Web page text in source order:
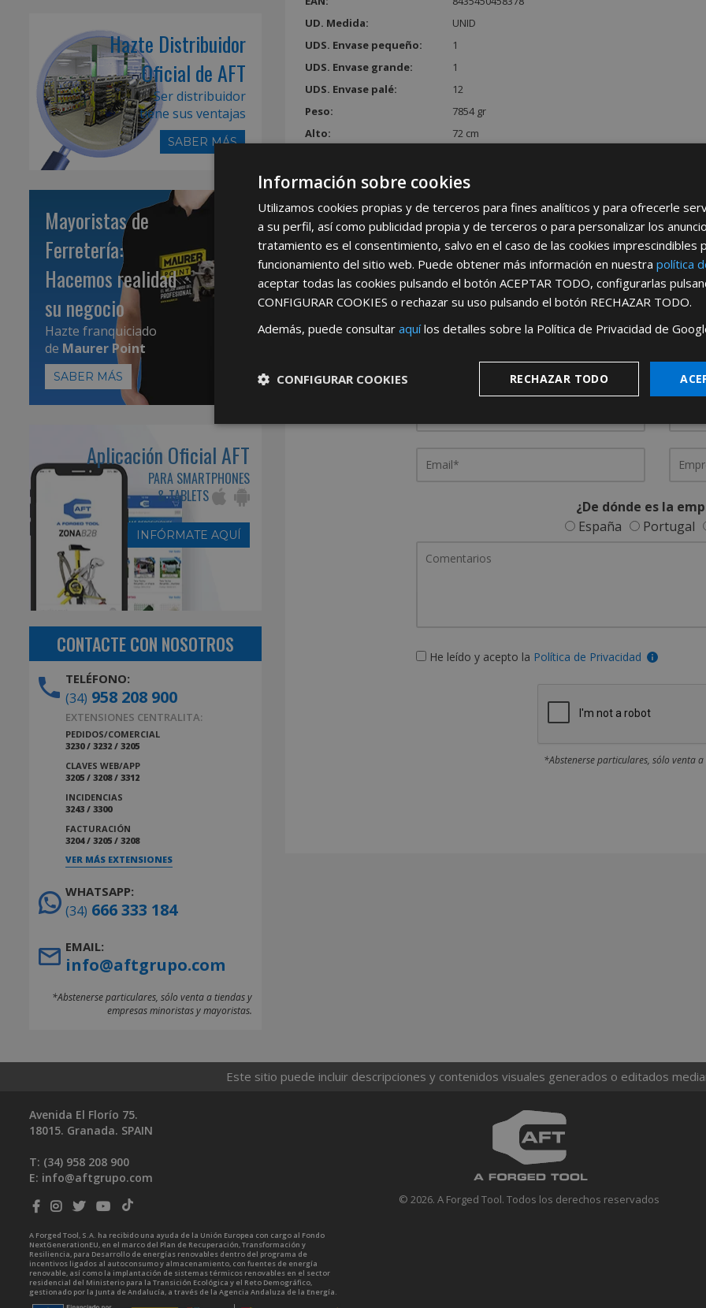
UD. Medida:
UNID
UDS. Envase pequeño:
1
UDS. Envase grande:
1
UDS. Envase palé:
12
Peso:
7854 gr
Alto:
72 cm
Largo:
35 cm
Rellene este formulario y nos pondremos en
¿De dónde es la
España
Portugal
He leído y acepto la Política de Privacidad
*Abstenerse particulares, sólo venta
Hazte Distribuidor
Oficial de AFT
Ser distribuidor
tiene sus ventajas
SABER MÁS
Mayoristas de
Ferretería:
Hacemos realidad
su negocio
Hazte franquiciado
de Maurer Point
SABER MÁS
Aplicación Oficial AFT
PARA SMARTPHONES
& TABLETS
INFÓRMATE AQUÍ
CONTACTE CON NOSOTROS
TELÉFONO:
(34) 958 208 900
EXTENSIONES CENTRALITA:
PEDIDOS/COMERCIAL
3230 / 3232 / 3205
CLAVES WEB/APP
3205 / 3208 / 3312
INCIDENCIAS
3243 / 3300
FACTURACIÓN
3204 / 3205 / 3208
VER MÁS EXTENSIONES
WHATSAPP:
(34) 666 333 184
EMAIL:
info@aftgrupo.com
*Abstenerse particulares, sólo venta a tiendas y
empresas minoristas y mayoristas.
Este sitio puede incluir descripciones y contenidos visuales generados o editados
© 2026. A Forged Tool. Todos los derechos reservados
Avenida El Florío 75.
18015. Granada. SPAIN
T: (34) 958 208 900
E: info@aftgrupo.com
A Forged Tool, S.A. ha recibido una ayuda de la Unión Europea con cargo al Fondo
NextGenerationEU, en el marco del Plan de Recuperación, Transformación y
Resiliencia, para Desarrollo de energías renovables dentro del programa de
incentivos ligados al autoconsumo y almacenamiento, con fuentes de energía
renovable, así como la implantación de sistemas térmicos renovables en el sector
residencial del Ministerio para la Transición Ecológica y el Reto Demográfico,
gestionado por la Junta de Andalucía, a través de la Agencia Andaluza de la Energía.
Información sobre cookies
Utilizamos cookies propias y de terceros para fines analíticos y para ofrecerle
a su perfil, así como publicidad propia y de terceros o para personalizar los
tratamiento es el consentimiento, salvo en el caso de las cookies imprescindibles
funcionamiento del sitio web. Puede obtener más información en nuestra política
aceptar todas las cookies pulsando el botón ACEPTAR TODO, configurarlas
CONFIGURAR COOKIES o rechazar su uso pulsando el botón RECHAZAR TODO.
Además, puede consultar aquílos detalles sobre la Política de Privacidad de
RECHAZAR TODO
CONFIGURAR COOKIES